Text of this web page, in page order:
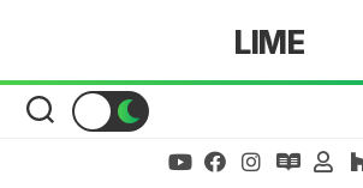
LIME